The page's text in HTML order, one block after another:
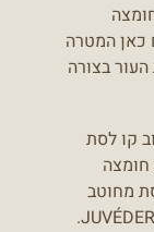
כאן המטרה
בצורה
קו לסת
חומצה
מחוטב